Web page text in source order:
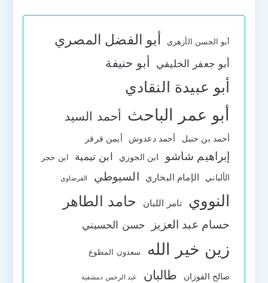
أبو الحسن الأزهري أبو الفضل المصري
أبو جعفر الخليفي أبو حنيفة
أبو عبيدة النقادي
أبو عمر الباحث أحمد السيد
أحمد بن حنبل أحمد دعدوش أيمن قرقر
إبراهيم شاشو ابن الجوزي ابن تيمية ابن حجر
الألباني الإمام البخاري السيوطي القرضاوي
النووي تامر اللبان حامد الطاهر
حسام عبد العزيز حسن الحسيني
زين خير الله سعدون المطوع
صالح الفوزان طالبان عبد الرحمن دمشقية